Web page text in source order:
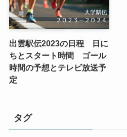
出雲駅伝2023の日程 日に
ちとスタート時間 ゴール
時間の予想とテレビ放送予
定
タグ